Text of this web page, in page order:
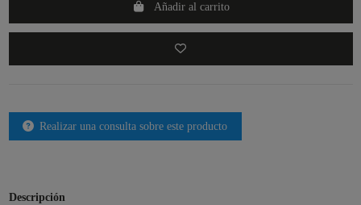
Añadir al carrito
Realizar una consulta sobre este producto
Descripción